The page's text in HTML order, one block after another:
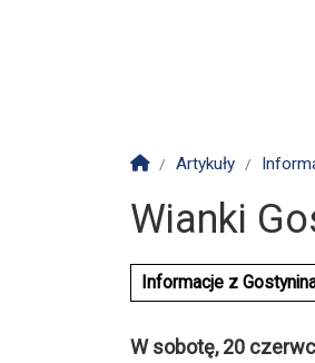
Strona główna
Artykuły
Wianki
Informacje z
W sobotę, 20